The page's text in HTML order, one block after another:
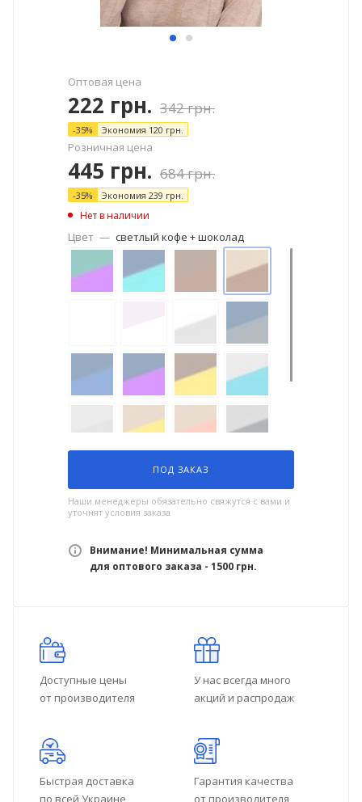
Оптовая цена
222 грн. 342грн.
-35% Экономия 120 грн.
Розничная цена
445 грн. 684грн.
-35% Экономия 239 грн.
Нет в наличии
Цвет — светлый кофе + шоколад
ПОД ЗАКАЗ
Наши менеджеры обязательно свяжутся с вами и
уточнят условия заказа
Внимание! Минимальная сумма
для оптового заказа - 1500 грн.
Доступные цены
от производителя
У нас всегда много
акций и распродаж
Быстрая доставка
Гарантия качества